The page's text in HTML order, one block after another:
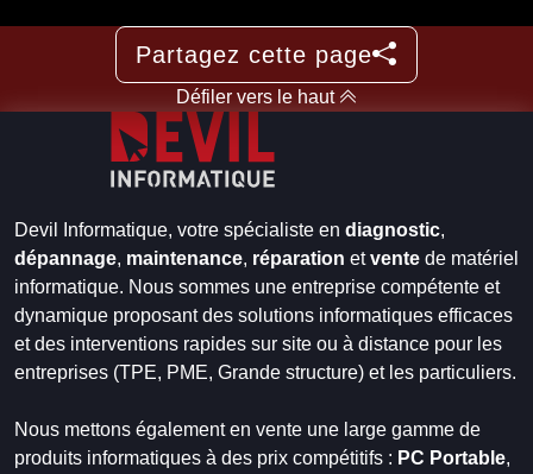
Partagez cette page
Défiler vers le haut
Devil Informatique, votre spécialiste en diagnostic,
dépannage, maintenance, réparation etvente de matériel
informatique. Nous sommes une entreprise compétente et
dynamique proposant des solutions informatiques efficaces
et des interventions rapides sur site ou à distance pour les
entreprises (TPE, PME, Grande structure) et les particuliers.
Nous mettons également en vente une large gamme de
produits informatiques à des prix compétitifs : PC Portable,